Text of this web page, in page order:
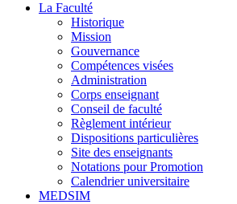
La Faculté
Historique
Mission
Gouvernance
Compétences visées
Administration
Corps enseignant
Conseil de faculté
Règlement intérieur
Dispositions particulières
Site des enseignants
Notations pour Promotion
Calendrier universitaire
MEDSIM